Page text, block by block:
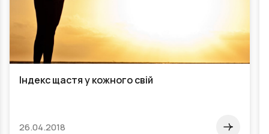
Індекс щастя у кожного свій
26.04.2018